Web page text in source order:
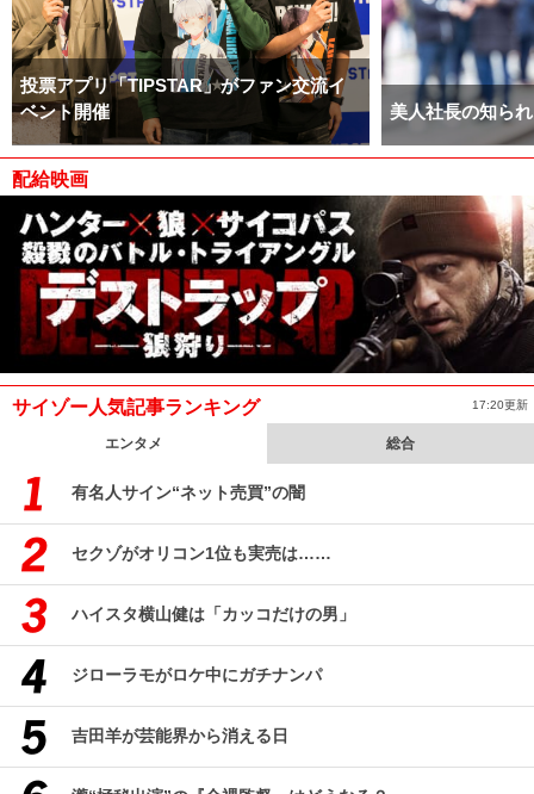
投票アプリ「TIPSTAR」がファン交流イ
ベント開催
美人社長の知ら
配給映画
サイゾー人気記事ランキング 17:20更新
エンタメ 総合
有名人サイン“ネット売買”の闇
セクゾがオリコン1位も実売は……
ハイスタ横山健は「カッコだけの男」
ジローラモがロケ中にガチナンパ
吉田羊が芸能界から消える日